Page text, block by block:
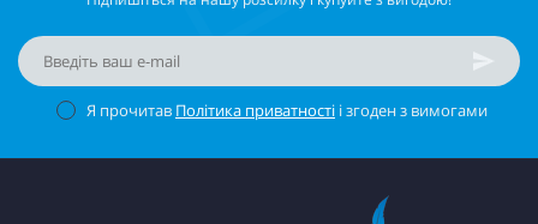
Я прочитав Політика приватності і згоден з вимогами